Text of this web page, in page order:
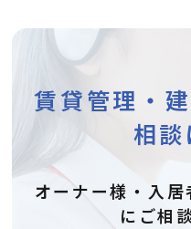
賃貸管理・
相
オーナー様・入
にご相